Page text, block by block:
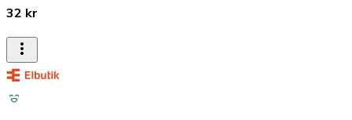
32 kr